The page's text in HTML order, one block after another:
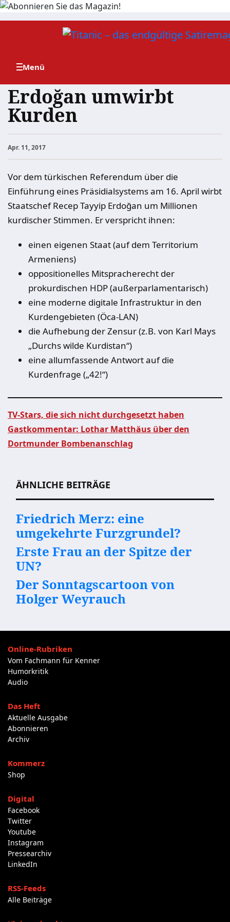
Zum
Erdoğan umwirbt
Kurden
Apr. 11, 2017
Vor dem türkischen Referendum über die
Einführung eines Präsidialsystems am 16. April wirbt
Staatschef Recep Tayyip Erdoğan um Millionen
kurdischer Stimmen. Er verspricht ihnen:
einen eigenen Staat (auf dem Territorium
Armeniens)
oppositionelles Mitspracherecht der
prokurdischen HDP (außerparlamentarisch)
eine moderne digitale Infrastruktur in den
Kurdengebieten (Öca-LAN)
die Aufhebung der Zensur (z.B. von Karl Mays
„Durchs wilde Kurdistan“)
eine allumfassende Antwort auf die
Kurdenfrage („42!“)
Beitragsnavigation
TV-Stars, die sich nicht durchgesetzt haben
Gastkommentar: Lothar Matthäus über den
Dortmunder Bombenanschlag
ÄHNLICHE BEITRÄGE
Friedrich Merz: eine
umgekehrte Furzgrundel?
Erste Frau an der Spitze der
UN?
Der Sonntagscartoon von
Holger Weyrauch
Online-Rubriken
Vom Fachmann für Kenner
Humorkritik
Audio
Das Heft
Aktuelle Ausgabe
Abonnieren
Archiv
Kommerz
Shop
Digital
Facebook
Twitter
Youtube
Instagram
Pressearchiv
LinkedIn
RSS-Feeds
Alle Beiträge